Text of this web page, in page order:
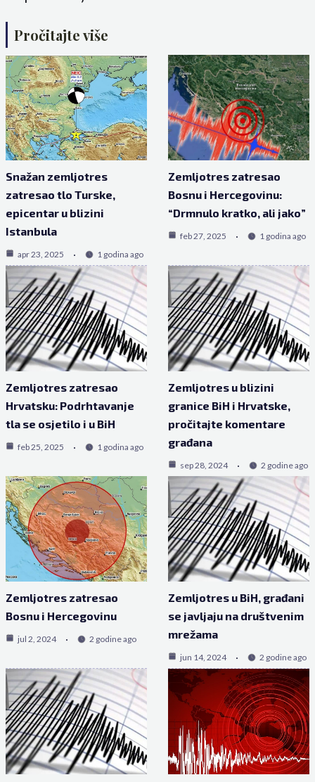
Pročitajte više
Snažan zemljotres
zatresao tlo Turske,
epicentar u blizini
Istanbula
apr 23, 2025 1 godina ago
Zemljotres zatresao
Bosnu i Hercegovinu:
“Drmnulo kratko, ali jako”
feb 27, 2025 1 godina ago
Zemljotres zatresao
Hrvatsku: Podrhtavanje
tla se osjetilo i u BiH
feb 25, 2025 1 godina ago
Zemljotres u blizini
granice BiH i Hrvatske,
pročitajte komentare
građana
sep 28, 2024 2 godine ago
Zemljotres zatresao
Bosnu i Hercegovinu
jul 2, 2024 2 godine ago
Zemljotres u BiH, građani
se javljaju na društvenim
mrežama
jun 14, 2024 2 godine ago